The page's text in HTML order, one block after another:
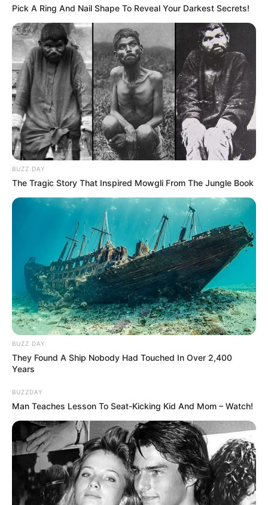
Pick A Ring And Nail Shape To Reveal Your Darkest Secrets!
BUZZ DAY
The Tragic Story That Inspired Mowgli From The Jungle Book
BUZZ DAY
They Found A Ship Nobody Had Touched In Over 2,400
Years
BUZZDAY
Man Teaches Lesson To Seat-Kicking Kid And Mom – Watch!